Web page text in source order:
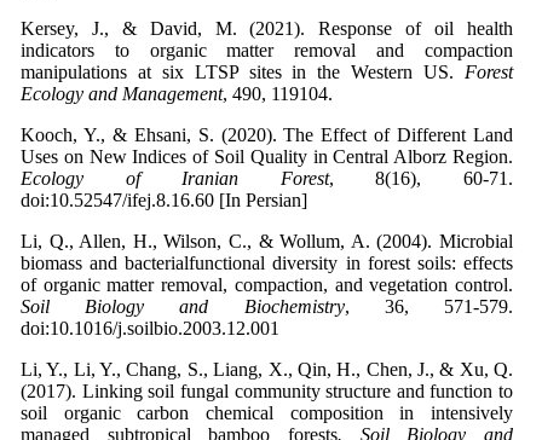
Kersey, J., & David, M. (2021). Response of oil health
indicators to organic matter removal and compaction
manipulations at six LTSP sites in the Western US. Forest
Ecology and Management, 490, 119104.
Kooch, Y., & Ehsani, S. (2020). The Effect of Different Land
Uses on New Indices of Soil Quality in Central Alborz Region.
Ecology of Iranian Forest, 8(16), 60-71.
doi:10.52547/ifej.8.16.60 [In Persian]
Li, Q., Allen, H., Wilson, C., & Wollum, A. (2004). Microbial
biomass and bacterialfunctional diversity in forest soils: effects
of organic matter removal, compaction, and vegetation control.
Soil Biology and Biochemistry, 36, 571-579.
doi:10.1016/j.soilbio.2003.12.001
Li, Y., Li, Y., Chang, S., Liang, X., Qin, H., Chen, J., & Xu, Q.
(2017). Linking soil fungal community structure and function to
soil organic carbon chemical composition in intensively
managed subtropical bamboo forests. Soil Biology and